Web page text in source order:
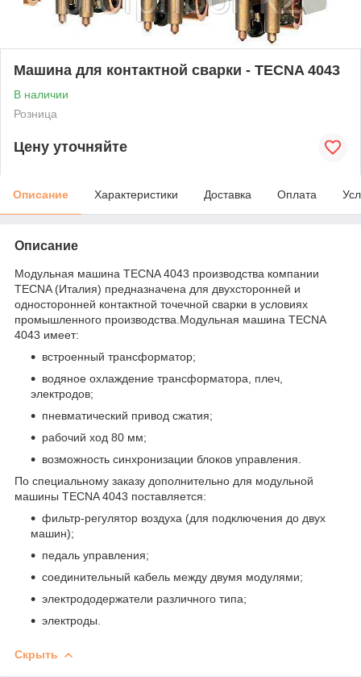
Машина для контактной сварки - TECNA 4043
В наличии
Розница
Цену уточняйте
Описание Характеристики Доставка Оплата
Описание
Модульная машина TECNA 4043 производства компании
TECNA (Италия) предназначена для двухсторонней и
односторонней контактной точечной сварки в условиях
промышленного производства.Модульная машина TECNA
4043 имеет:
встроенный трансформатор;
водяное охлаждение трансформатора, плеч,
электродов;
пневматический привод сжатия;
рабочий ход 80 мм;
возможность синхронизации блоков управления.
По специальному заказу дополнительно для модульной
машины TECNA 4043 поставляется:
фильтр-регулятор воздуха (для подключения до двух
машин);
педаль управления;
соединительный кабель между двумя модулями;
электрододержатели различного типа;
электроды.
Скрыть